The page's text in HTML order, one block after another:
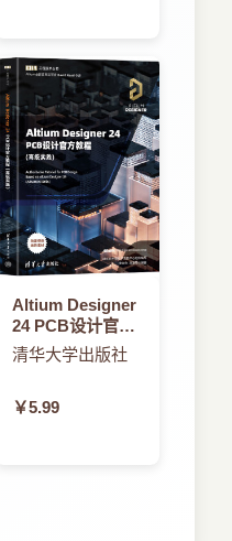
据结构”）已被
例如整数、因子和
向量的更多详细信
），讨论了
据框变化
，并总体上反映
解。
途来对它们进行
提取单个值（以
保留”来表征的）。
如何在列表中使用
Altium Designer
24 PCB设计官方
教程(高级实践)
清华大学出版社
￥5.99